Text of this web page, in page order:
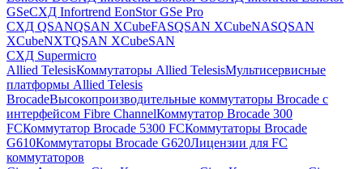
GSeСХД Infortrend EonStor GSe Pro
СХД QSANQSAN XCubeFASQSAN XCubeNASQSAN
XCubeNXTQSAN XCubeSAN
СХД Supermicro
Allied TelesisКоммутаторы Allied TelesisМультисервисные
платформы Allied Telesis
BrocadeВысокопроизводительные коммутаторы Brocade с
интерфейсом Fibre ChannelКоммутатор Brocade 300
FCКоммутатор Brocade 5300 FCКоммутаторы Brocade
G610Коммутаторы Brocade G620Лицензии для FC
коммутаторов